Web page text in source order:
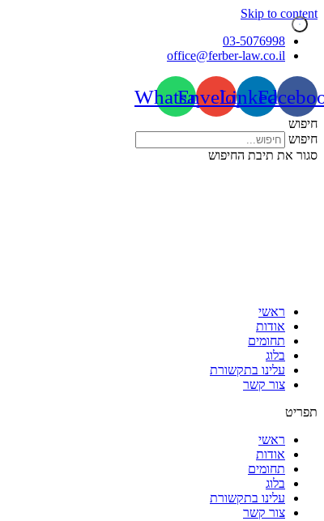
Skip to content
03-5076998
office@ferber-law.co.il
Linkedin
Envelope
Whatsapp
חיפוש
חיפוש
סגור את תיבת החיפוש
ראשי
אודות
תחומים
בלוג
עלינו בתקשורת
צור קשר
תפריט
ראשי
אודות
תחומים
בלוג
עלינו בתקשורת
צור קשר